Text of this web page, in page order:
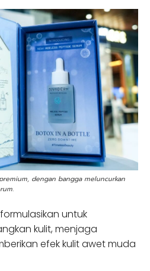
dengan bangga meluncurkan
untuk
kulit, menjaga
efek kulit awet muda